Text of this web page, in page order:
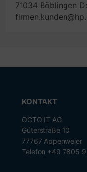
71034 Böblingen
KONTAKT
OCTO IT AG
Güterstraße 10
77767 Appenweier
Telefon +49 7805